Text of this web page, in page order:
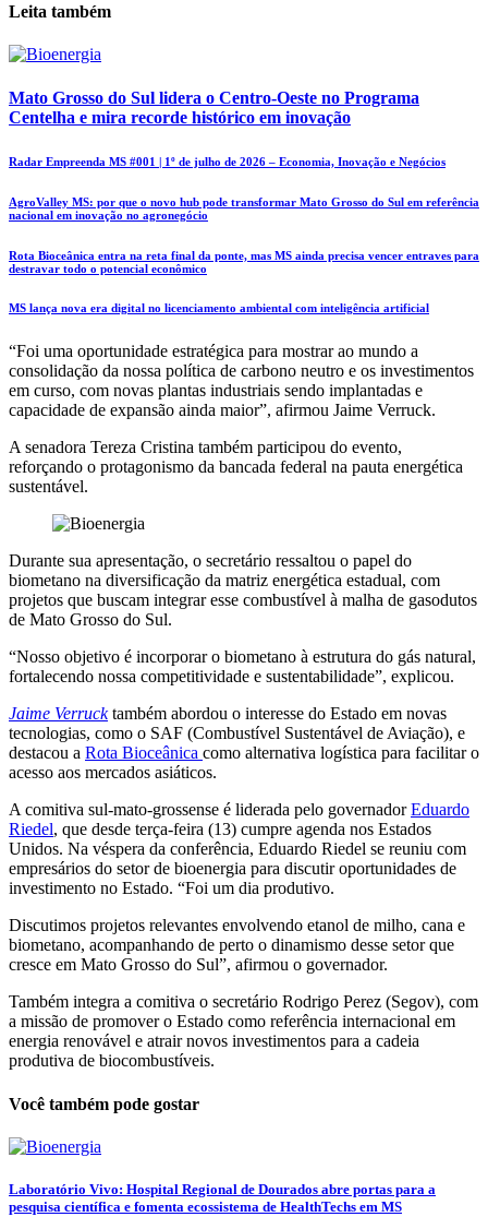
Leita também
Mato Grosso do Sul lidera o Centro-Oeste no Programa
Centelha e mira recorde histórico em inovação
Radar Empreenda MS #001 | 1º de julho de 2026 – Economia, Inovação e Negócios
AgroValley MS: por que o novo hub pode transformar Mato Grosso do Sul em referência
nacional em inovação no agronegócio
Rota Bioceânica entra na reta final da ponte, mas MS ainda precisa vencer entraves para
destravar todo o potencial econômico
MS lança nova era digital no licenciamento ambiental com inteligência artificial
“Foi uma oportunidade estratégica para mostrar ao mundo a
consolidação da nossa política de carbono neutro e os investimentos
em curso, com novas plantas industriais sendo implantadas e
capacidade de expansão ainda maior”, afirmou Jaime Verruck.
A senadora Tereza Cristina também participou do evento,
reforçando o protagonismo da bancada federal na pauta energética
sustentável.
Durante sua apresentação, o secretário ressaltou o papel do
biometano na diversificação da matriz energética estadual, com
projetos que buscam integrar esse combustível à malha de gasodutos
de Mato Grosso do Sul.
“Nosso objetivo é incorporar o biometano à estrutura do gás natural,
fortalecendo nossa competitividade e sustentabilidade”, explicou.
Jaime Verruck também abordou o interesse do Estado em novas
tecnologias, como o SAF (Combustível Sustentável de Aviação), e
destacou a Rota Bioceânica como alternativa logística para facilitar o
acesso aos mercados asiáticos.
A comitiva sul-mato-grossense é liderada pelo governadorEduardo
Riedel, que desde terça-feira (13) cumpre agenda nos Estados
Unidos. Na véspera da conferência, Eduardo Riedel se reuniu com
empresários do setor de bioenergia para discutir oportunidades de
investimento no Estado. “Foi um dia produtivo.
Discutimos projetos relevantes envolvendo etanol de milho, cana e
biometano, acompanhando de perto o dinamismo desse setor que
cresce em Mato Grosso do Sul”, afirmou o governador.
Também integra a comitiva o secretário Rodrigo Perez (Segov), com
a missão de promover o Estado como referência internacional em
energia renovável e atrair novos investimentos para a cadeia
produtiva de biocombustíveis.
Você também pode gostar
Laboratório Vivo: Hospital Regional de Dourados abre portas para a
pesquisa científica e fomenta ecossistema de HealthTechs em MS